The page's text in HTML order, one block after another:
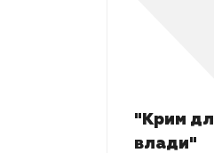
"Крим
влади"